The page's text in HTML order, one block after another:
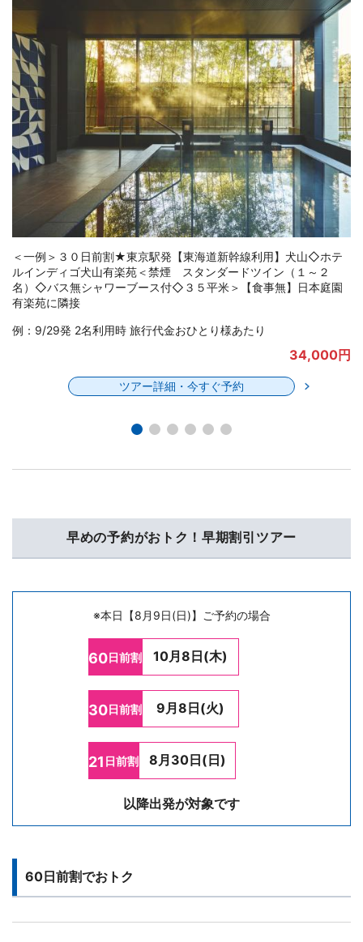
＜一例＞東京駅発【東海道新幹線利用】伊良湖◇伊良湖オーシャ
ンリゾート＜禁煙 プレミアツイン◇オーシャンビュー＞夕食＝
ビュッフェ【夕朝食付】目の前に海が広がるインフィニティ大浴
場あり
例：9/29発 2名利用時 旅行代金おひとり様あたり
30,500円
ツアー詳細・今すぐ予約
早めの予約がおトク！早期割引ツアー
※本日【8月9日(日)】ご予約の場合
60日前割 10月8日(木)
30日前割 9月8日(火)
21 日前割 8月30日(日)
以降出発が対象です
60日前割でおトク